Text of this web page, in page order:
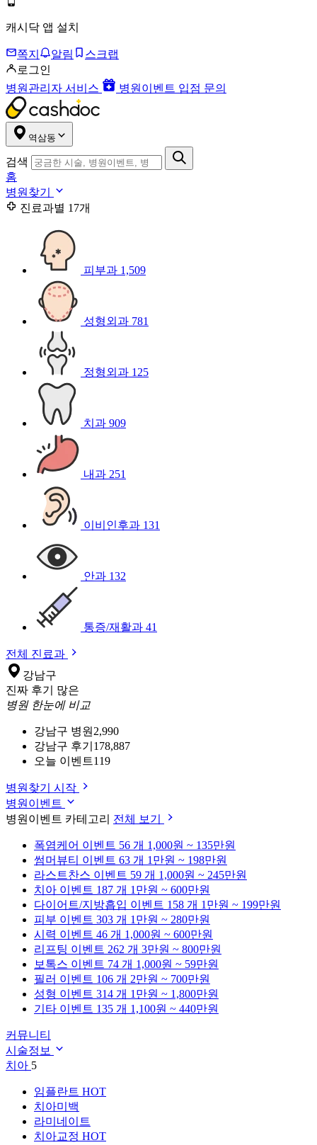
캐시닥 앱 설치
쪽지 알림
스크랩
로그인
병원관리자 서비스
병원이벤트 입점 문의
역삼동
검색
홈
병원찾기
진료과별 17개
피부과 1,509
성형외과 781
정형외과 125
치과 909
내과 251
이비인후과 131
안과 132
통증/재활과 41
전체 진료과
강남구
진짜 후기 많은
병원 한눈에 비교
강남구 병원 2,990
강남구 후기 178,887
오늘 이벤트119
병원찾기 시작
병원이벤트
병원이벤트 카테고리 전체 보기
폭염케어 이벤트 56 개 1,000원 ~ 135만원
썸머뷰티 이벤트 63 개 1만원 ~ 198만원
라스트찬스 이벤트 59 개 1,000원 ~ 245만원
치아 이벤트 187 개 1만원 ~ 600만원
다이어트/지방흡입 이벤트 158 개 1만원 ~ 199만원
피부 이벤트 303 개 1만원 ~ 280만원
시력 이벤트 46 개 1,000원 ~ 600만원
리프팅 이벤트 262 개 3만원 ~ 800만원
보톡스 이벤트 74 개 1,000원 ~ 59만원
필러 이벤트 106 개 2만원 ~ 700만원
성형 이벤트 314 개 1만원 ~ 1,800만원
기타 이벤트 135 개 1,100원 ~ 440만원
커뮤니티
시술정보
치아 5
임플란트 HOT
치아미백
라미네이트
치아교정 HOT